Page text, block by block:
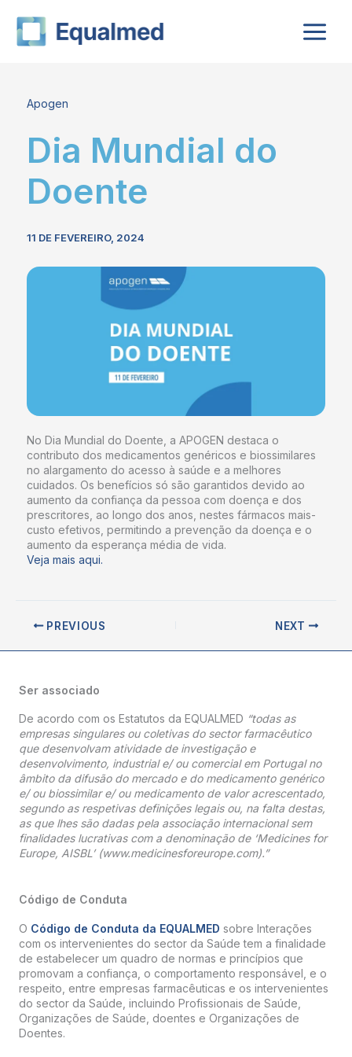
content
Apogen
Dia Mundial do
Doente
11 DE FEVEREIRO, 2024
No Dia Mundial do Doente, a APOGEN destaca o
contributo dos medicamentos genéricos e biossimilares
no alargamento do acesso à saúde e a melhores
cuidados. Os benefícios só são garantidos devido ao
aumento da confiança da pessoa com doença e dos
prescritores, ao longo dos anos, nestes fármacos mais-
custo efetivos, permitindo a prevenção da doença e o
aumento da esperança média de vida.
Veja mais aqui.
PREVIOUS NEXT
Ser associado
De acordo com os Estatutos da EQUALMED “todas as
empresas singulares ou coletivas do sector farmacêutico
que desenvolvam atividade de investigação e
desenvolvimento, industrial e/ ou comercial em Portugal no
âmbito da difusão do mercado e do medicamento genérico
e/ ou biossimilar e/ ou medicamento de valor acrescentado,
segundo as respetivas definições legais ou, na falta destas,
as que lhes são dadas pela associação internacional sem
finalidades lucrativas com a denominação de ‘Medicines for
Europe, AISBL’ (www.medicinesforeurope.com).”
Código de Conduta
O Código de Conduta da EQUALMED sobre Interações
com os intervenientes do sector da Saúde tem a finalidade
de estabelecer um quadro de normas e princípios que
promovam a confiança, o comportamento responsável, e o
respeito, entre empresas farmacêuticas e os intervenientes
do sector da Saúde, incluindo Profissionais de Saúde,
Organizações de Saúde, doentes e Organizações de
Doentes.